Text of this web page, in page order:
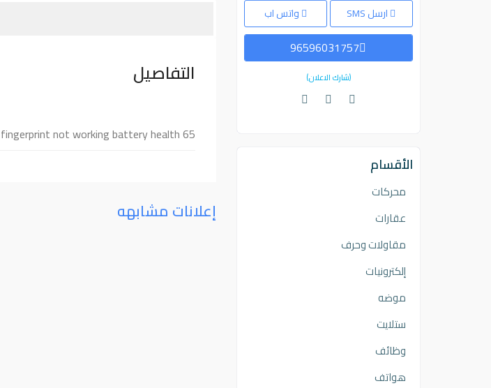
التفاصيل
not working battery health 65
إعلانات مشابهه
ارسل SMS واتس اب
96596031757
(شارك الاعلان)
الأقسام
محركات
عقارات
مقاولات وحرف
إلكترونيات
موضه
ستلايت
وظائف
هواتف